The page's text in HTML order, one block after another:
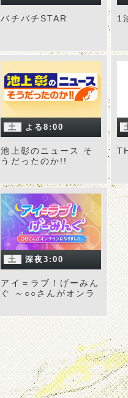
バチバチSTAR 1
土 よる8:00
池上彰のニュース そ
うだったのか!!
土 深夜3:00
アイ＝ラブ！げーみん
ぐ ～○○さんがオンラ